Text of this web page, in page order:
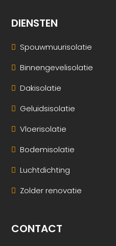
DIENSTEN
Spouwmuurisolatie
Binnengevelisolatie
Dakisolatie
Geluidsisolatie
Vloerisolatie
Bodemisolatie
Luchtdichting
Zolder renovatie
CONTACT